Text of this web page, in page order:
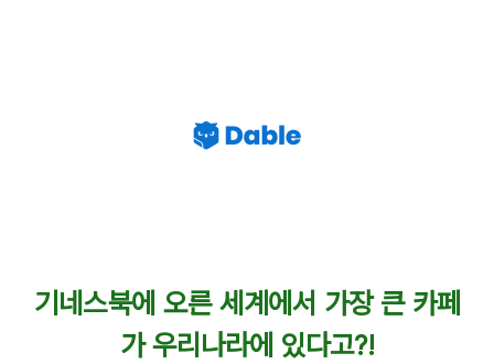
기네스북에 오른 세계에서 가장 큰 카페
가 우리나라에 있다고?!